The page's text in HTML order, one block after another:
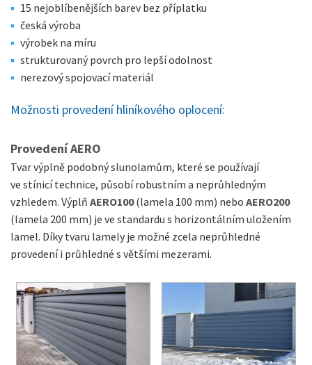
​​15 nejoblíbenějších barev bez příplatku
česká výroba
výrobek na míru
strukturovaný povrch pro lepší odolnost
nerezový spojovací materiál
Možnosti provedení hliníkového oplocení:
Provedení AERO
Tvar výplně podobný slunolamům, které se používají
ve stínicí technice, působí robustním a neprůhledným
vzhledem. Výplň AERO100(lamela 100 mm) nebo AERO200
(lamela 200 mm) je ve standardu s horizontálním uložením
lamel. Díky tvaru lamely je možné zcela neprůhledné
provedení i průhledné s většími mezerami.